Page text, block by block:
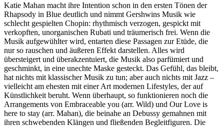
Katie Mahan macht ihre Intention schon in den ersten Tönen der
Rhapsody in Blue deutlich und nimmt Gershwins Musik wie
schlecht gespielten Chopin: rhythmisch verzogen, gespickt mit
verkopften, unorganischen Rubati und träumerisch frei. Wenn die
Musik aufgewühlter wird, entarten diese Passagen zur Etüde, die
nur so rauschen und äußeren Effekt darstellen. Alles wird
übersteigert und überakzentuiert, die Musik also parfümiert und
geschminkt, in eine unechte Maske gesteckt. Das Gefühl, das bleibt,
hat nichts mit klassischer Musik zu tun; aber auch nichts mit Jazz –
vielleicht am ehesten mit einer Art modernen Lifestyles, der auf
Künstlichkeit beruht. Wenn überhaupt, so funktionieren noch die
Arrangements von Embraceable you (arr. Wild) und Our Love is
here to stay (arr. Mahan), die beinahe an Debussy gemahnen mit
ihren schwebenden Klängen und fließenden Begleitfiguren. Die